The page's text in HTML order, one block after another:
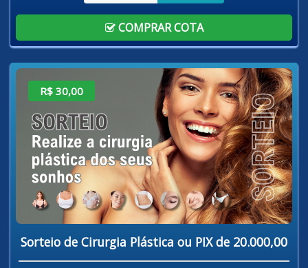
COMPRAR COTA
R$ 30,00
Sorteio de Cirurgia Plástica ou PIX de 20.000,00